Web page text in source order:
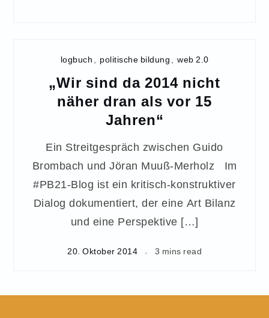
logbuch politische bildung web 2.0
„Wir sind da 2014 nicht
näher dran als vor 15
Jahren“
Ein Streitgespräch zwischen Guido
Brombach und Jöran Muuß-Merholz Im
#PB21-Blog ist ein kritisch-konstruktiver
Dialog dokumentiert, der eine Art Bilanz
und eine Perspektive […]
20. Oktober 2014 3 mins read